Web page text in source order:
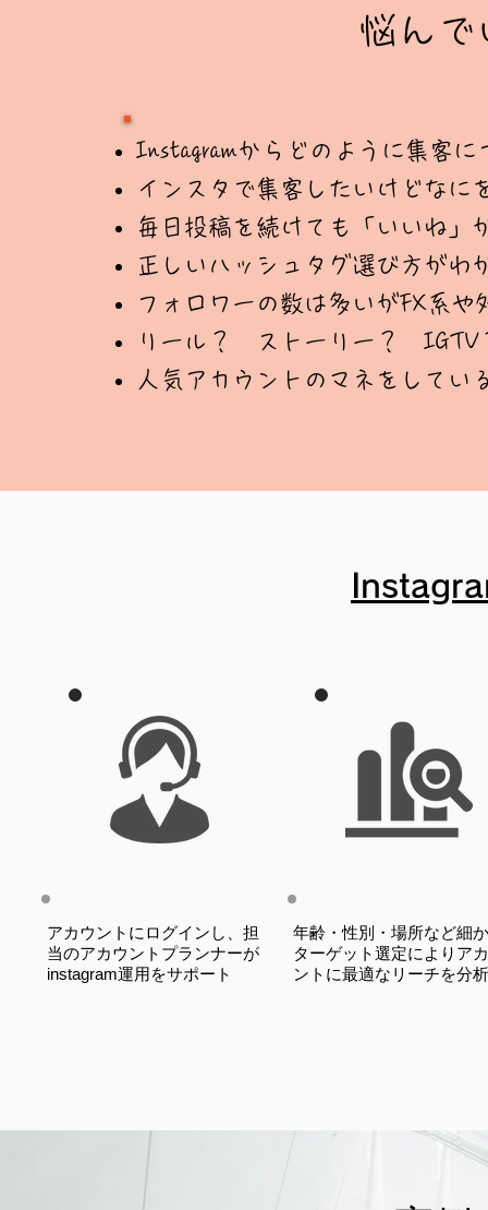
悩んで
Instagramからどのように集客
インスタで集客したいけどなに
毎日投稿を続けても「いいね」
正しいハッシュタグ選び方がわ
フォロワーの数は多いがFX系
リール？ ストーリー？ IGTV
人気アカウントのマネをしてい
アカウントにログインし、担
当のアカウントプランナーが
instagram運用をサポート
年齢・性別・場所など細
ターゲット選定によりア
ントに最適なリーチを分析